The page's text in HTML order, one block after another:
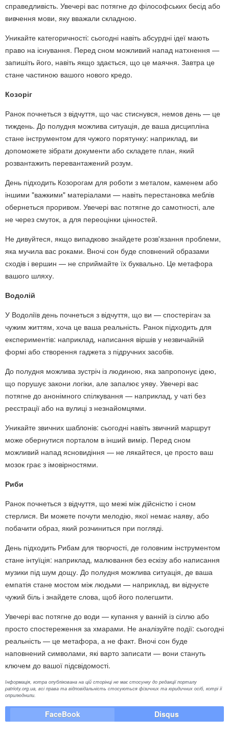
справедливість. Увечері вас потягне до філософських бесід або
вивчення мови, яку вважали складною.
Уникайте категоричності: сьогодні навіть абсурдні ідеї мають
право на існування. Перед сном можливий напад натхнення —
запишіть його, навіть якщо здається, що це маячня. Завтра це
стане частиною вашого нового кредо.
Козоріг
Ранок почнеться з відчуття, що час стиснувся, немов день — це
тиждень. До полудня можлива ситуація, де ваша дисципліна
стане інструментом для чужого порятунку: наприклад, ви
допоможете зібрати документи або складете план, який
розвантажить перевантажений розум.
День підходить Козорогам для роботи з металом, каменем або
іншими "важкими" матеріалами — навіть перестановка меблів
обернеться проривом. Увечері вас потягне до самотності, але
не через смуток, а для переоцінки цінностей.
Не дивуйтеся, якщо випадково знайдете розв'язання проблеми,
яка мучила вас роками. Вночі сон буде сповнений образами
сходів і вершин — не сприймайте їх буквально. Це метафора
вашого шляху.
Водолій
У Водоліїв день почнеться з відчуття, що ви — спостерігач за
чужим життям, хоча це ваша реальність. Ранок підходить для
експериментів: наприклад, написання віршів у незвичайній
формі або створення гаджета з підручних засобів.
До полудня можлива зустріч із людиною, яка запропонує ідею,
що порушує закони логіки, але запалює уяву. Увечері вас
потягне до анонімного спілкування — наприклад, у чаті без
реєстрації або на вулиці з незнайомцями.
Уникайте звичних шаблонів: сьогодні навіть звичний маршрут
може обернутися порталом в інший вимір. Перед сном
можливий напад ясновидіння — не лякайтеся, це просто ваш
мозок грає з імовірностями.
Риби
Ранок почнеться з відчуття, що межі між дійсністю і сном
стерлися. Ви можете почути мелодію, якої немає наяву, або
побачити образ, який розчиниться при погляді.
День підходить Рибам для творчості, де головним інструментом
стане інтуїція: наприклад, малювання без ескізу або написання
музики під шум дощу. До полудня можлива ситуація, де ваша
емпатія стане мостом між людьми — наприклад, ви відчуєте
чужий біль і знайдете слова, щоб його полегшити.
Увечері вас потягне до води — купання у ванній із сіллю або
просто спостереження за хмарами. Не аналізуйте події: сьогодні
реальність — це метафора, а не факт. Вночі сон буде
наповнений символами, які варто записати — вони стануть
ключем до вашої підсвідомості.
Інформація, котра опублікована на цій сторінці не має стосунку до редакції порталу
patrioty.org.ua, всі права та відповідальність стосуються фізичних та юридичних осіб, котрі її
оприлюднили.
FaceBook Disqus